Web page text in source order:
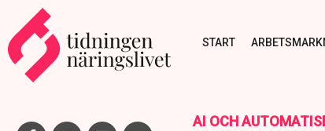
START
AI OCH